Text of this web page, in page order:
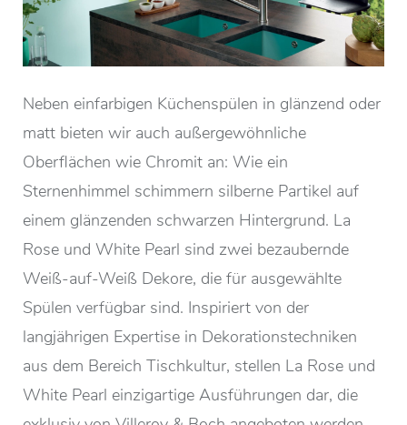
Neben einfarbigen Küchenspülen in glänzend oder
matt bieten wir auch außergewöhnliche
Oberflächen wie Chromit an: Wie ein
Sternenhimmel schimmern silberne Partikel auf
einem glänzenden schwarzen Hintergrund. La
Rose und White Pearl sind zwei bezaubernde
Weiß-auf-Weiß Dekore, die für ausgewählte
Spülen verfügbar sind. Inspiriert von der
langjährigen Expertise in Dekorationstechniken
aus dem Bereich Tischkultur, stellen La Rose und
White Pearl einzigartige Ausführungen dar, die